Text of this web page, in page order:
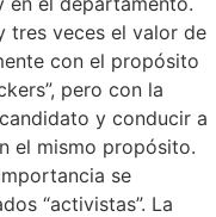
tres veces el valor de
con el propósito
pero con la
y conducir a
el mismo propósito.
se
“activistas”. La